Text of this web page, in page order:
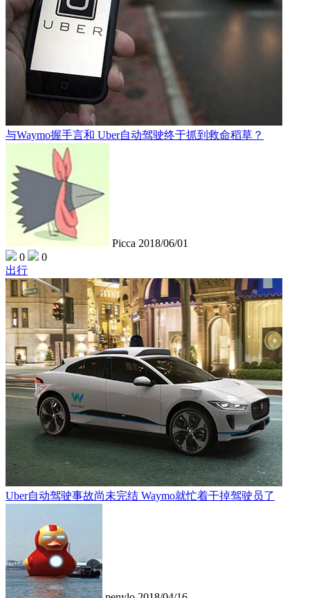
与Waymo握手言和 Uber自动驾驶终于抓到救命稻草？
Picca 2018/06/01
0
0
出行
Uber自动驾驶事故尚未完结 Waymo就忙着干掉驾驶员了